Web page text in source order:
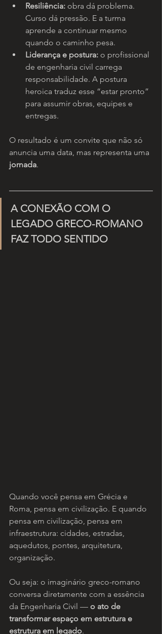
Resiliência: obra dá problema.
Curso dá pressão. E a turma
aprende a continuar mesmo
quando o caminho pesa.
Liderança e postura: o profissional
de engenharia civil carrega
responsabilidade. A postura
heroica traduz esse “estar pronto”
para assumir obras, equipes e
entregas.
O resultado é um convite que não só
anuncia uma data, mas representa uma
jornada.
A CONEXÃO COM O
LEGADO GRECO-ROMANO
FAZ TODO SENTIDO
Quando você pensa em Grécia e
Roma, pensa em civilização. E quando
pensa em civilização, pensa em
infraestrutura: cidades, estradas,
aquedutos, pontes, arquitetura,
organização.
Ou seja: o imaginário greco-romano
conversa diretamente com a essência
da Engenharia Civil — o ato de
transformar espaço em estrutura e
estrutura em legado.